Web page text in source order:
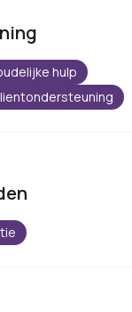
hulp